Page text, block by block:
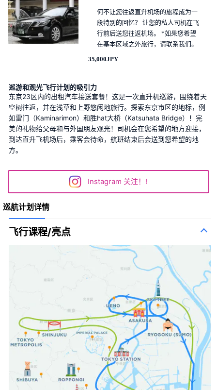
何不让您往返直升机场的旅程成为一
段特别的回忆？ 让您的私人司机在飞
行前后送您往返机场。 *如果您希望
在基本区域之外旅行，请联系我们。
35,000JPY
巡游和观光飞行计划的吸引力
东京23区内的出租汽车接送套餐！这是一次直升机巡游，围绕着天
空树往返，并在浅草和上野悠闲地旅行。探索东京市区的地标，例
如雷门（Kaminarimon）和胜hat大桥（Katsuhata Bridge）！完
美的礼物给父母和与外国朋友观光！司机会在您希望的地方迎接，
到达直升飞机场后，乘客会待命，航班结束后会送到您希望的地
方。
Instagram 关注！!
巡航计划详情
飞行课程/亮点